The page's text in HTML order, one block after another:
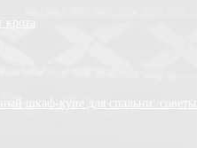
крота
шкаф-купе для спальни: советы